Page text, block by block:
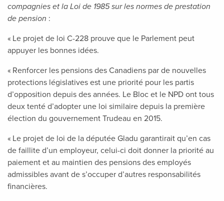
compagnies et la Loi de 1985 sur les normes de prestation
de pension :
« Le projet de loi C-228 prouve que le Parlement peut
appuyer les bonnes idées.
« Renforcer les pensions des Canadiens par de nouvelles
protections législatives est une priorité pour les partis
d’opposition depuis des années. Le Bloc et le NPD ont tous
deux tenté d’adopter une loi similaire depuis la première
élection du gouvernement Trudeau en 2015.
« Le projet de loi de la députée Gladu garantirait qu’en cas
de faillite d’un employeur, celui-ci doit donner la priorité au
paiement et au maintien des pensions des employés
admissibles avant de s’occuper d’autres responsabilités
financières.